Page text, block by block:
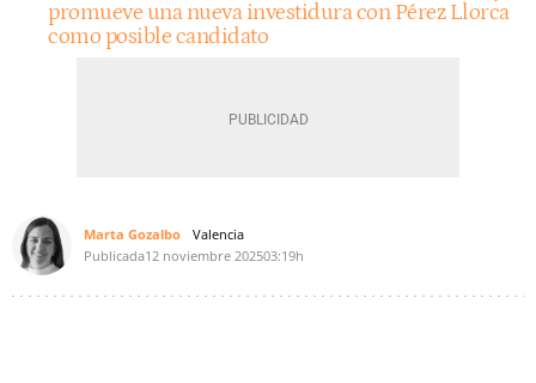
promueve una nueva investidura con Pérez Llorca
como posible candidato
Marta Gozalbo
Valencia
Publicada12 noviembre 202503:19h